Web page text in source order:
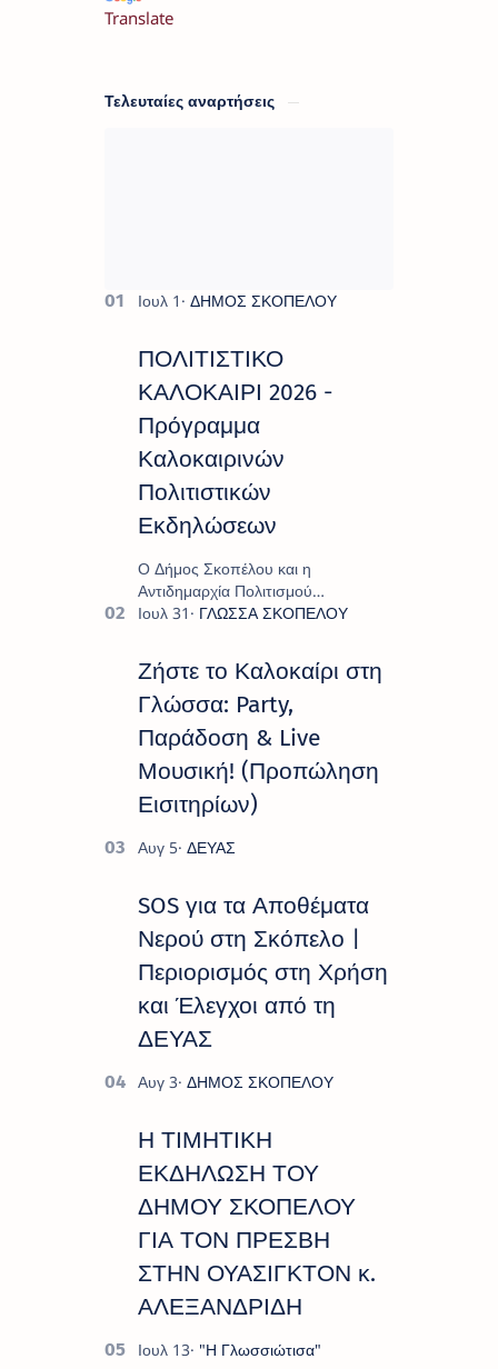
Translate
Τελευταίες αναρτήσεις
ΠΟΛΙΤΙΣΤΙΚΟ
ΚΑΛΟΚΑΙΡΙ 2026 -
Πρόγραμμα
Καλοκαιρινών
Πολιτιστικών
Εκδηλώσεων
Ο Δήμος Σκοπέλου και η
Αντιδημαρχία Πολιτισμού
παρουσιάζουν το πρόγραμμα «
πλούσιο και πολυσυλλεκτικό
πρόγραμμα εκδ…
Ζήστε το Καλοκαίρι στη
Γλώσσα: Party,
Παράδοση & Live
Μουσική! (Προπώληση
Εισιτηρίων)
SOS για τα Αποθέματα
Νερού στη Σκόπελο |
Περιορισμός στη Χρήση
και Έλεγχοι από τη
ΔΕΥΑΣ
Η ΤΙΜΗΤΙΚΗ
ΕΚΔΗΛΩΣΗ ΤΟΥ
ΔΗΜΟΥ ΣΚΟΠΕΛΟΥ
ΓΙΑ ΤΟΝ ΠΡΕΣΒΗ
ΣΤΗΝ ΟΥΑΣΙΓΚΤΟΝ κ.
ΑΛΕΞΑΝΔΡΙΔΗ